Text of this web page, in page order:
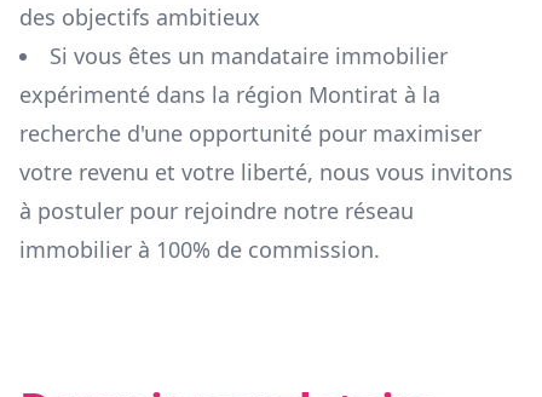
des objectifs ambitieux
Si vous êtes un mandataire immobilier
expérimenté dans la région Montirat à la
recherche d'une opportunité pour maximiser
votre revenu et votre liberté, nous vous invitons
à postuler pour rejoindre notre réseau
immobilier à 100% de commission.